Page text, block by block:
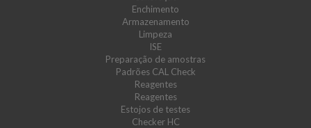
Enchimento
Armazenamento
Limpeza
ISE
Preparação de amostras
Padrões CAL Check
Reagentes
Reagentes
Estojos de testes
Checker HC